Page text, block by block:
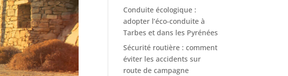
Conduite écologique :
adopter l’éco-conduite à
Tarbes et dans les Pyrénées
Sécurité routière : comment
éviter les accidents sur
route de campagne